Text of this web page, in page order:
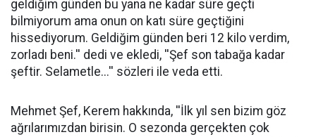
geldiğim günden bu yana ne kadar süre geçti
bilmiyorum ama onun on katı süre geçtiğini
hissediyorum. Geldiğim günden beri 12 kilo verdim,
zorladı beni.'' dedi ve ekledi, ''Şef son tabağa kadar
şeftir. Selametle...'' sözleri ile veda etti.
Mehmet Şef, Kerem hakkında, ''İlk yıl sen bizim göz
ağrılarımızdan birisin. O sezonda gerçekten çok